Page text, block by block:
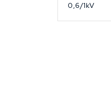
0,6/1kV